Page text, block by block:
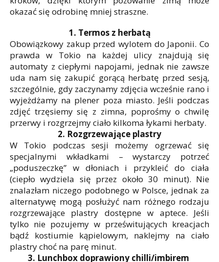
okazać się odrobinę mniej straszne.
1. Termos z herbatą
Obowiązkowy zakup przed wylotem do Japonii. Co
prawda w Tokio na każdej ulicy znajdują się
automaty z ciepłymi napojami, jednak nie zawsze
uda nam się zakupić gorącą herbatę przed sesją,
szczególnie, gdy zaczynamy zdjęcia wcześnie rano i
wyjeżdżamy na plener poza miasto. Jeśli podczas
zdjęć trzęsiemy się z zimna, poprośmy o chwilę
przerwy i rozgrzejmy ciało kilkoma łykami herbaty.
2. Rozgrzewające plastry
W Tokio podczas sesji możemy ogrzewać się
specjalnymi wkładkami – wystarczy potrzeć
„poduszeczkę” w dłoniach i przykleić do ciała
(ciepło wydziela się przez około 30 minut). Nie
znalazłam niczego podobnego w Polsce, jednak za
alternatywę mogą posłużyć nam różnego rodzaju
rozgrzewające plastry dostępne w aptece. Jeśli
tylko nie pozujemy w prześwitujących kreacjach
bądź kostiumie kąpielowym, naklejmy na ciało
plastry choć na parę minut.
3. Lunchbox doprawiony chilli/imbirem